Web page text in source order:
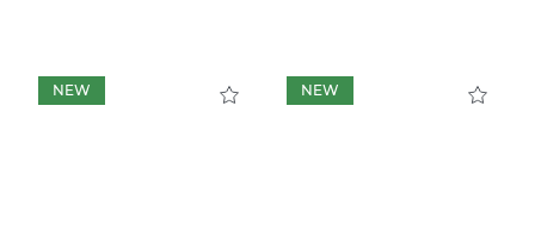
NEW NEW